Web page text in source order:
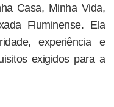
Casa, Minha Vida,
Fluminense. Ela
experiência e
exigidos para a